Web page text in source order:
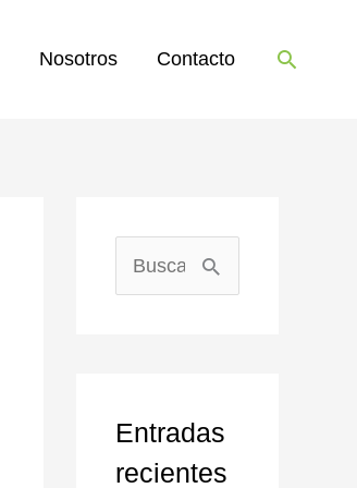
Nosotros Contacto Buscar
a
r
Entradas
recientes